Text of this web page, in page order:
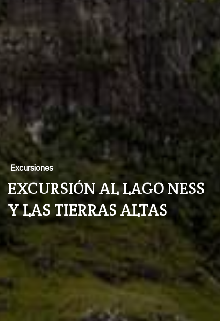
Excursiones
EXCURSIÓN AL LAGO NESS
Y LAS TIERRAS ALTAS